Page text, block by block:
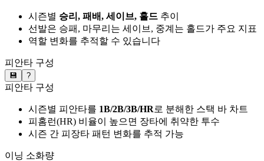
시즌별 승리, 패배, 세이브, 홀드 추이
선발은 승패, 마무리는 세이브, 중계는 홀드가 주요 지표
역할 변화를 추적할 수 있습니다
피안타 구성
💾 ?
피안타 구성
시즌별 피안타를 1B/2B/3B/HR로 분해한 스택 바 차트
피홈런(HR) 비율이 높으면 장타에 취약한 투수
시즌 간 피장타 패턴 변화를 추적 가능
이닝 소화량